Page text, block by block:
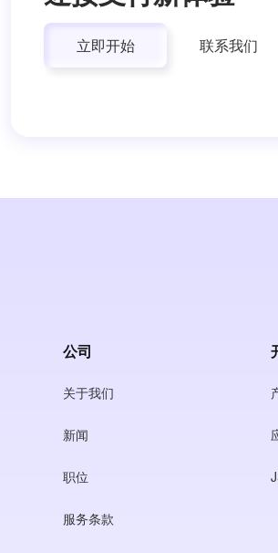
立即开始 联系我们
公司
关于我们
新闻
职位
服务条款